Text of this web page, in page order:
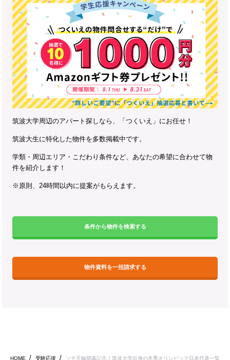
筑波大学周辺のアパート探しなら、「つくいえ」にお任せ！
筑波大生に特化した物件を多数掲載中です。
学類・周辺エリア・こだわり条件など、あなたの希望に合わせて物
件を紹介します！
※原則、24時間以内に提案がもらえます。
条件から物件を検索する
物件資料を一括請求する
HOME 受験応援 ソチ五輪開幕記念！筑波大学出身の冬季オリンピック日本代表一覧